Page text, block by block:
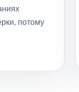
потому